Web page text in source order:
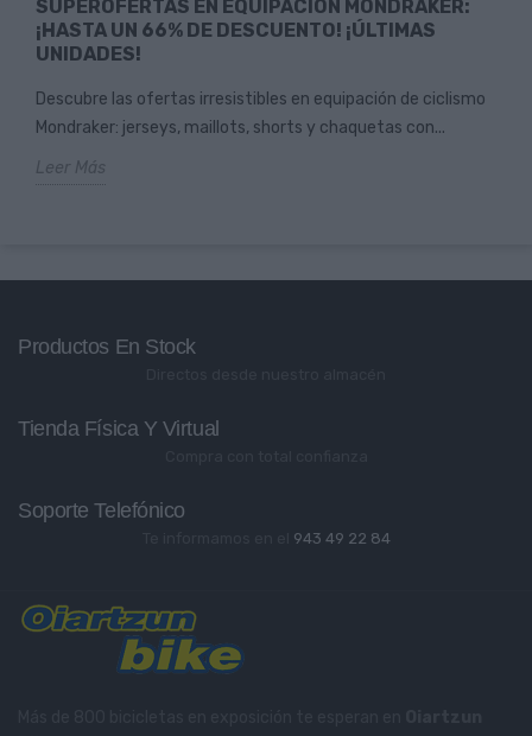
SUPEROFERTAS EN EQUIPACIÓN MONDRAKER:
¡HASTA UN 66% DE DESCUENTO! ¡ÚLTIMAS
UNIDADES!
Descubre las ofertas irresistibles en equipación de ciclismo
Mondraker: jerseys, maillots, shorts y chaquetas con...
Leer Más
Productos En Stock
Tienda Física Y Virtual
Soporte Telefónico
943 49 22 84